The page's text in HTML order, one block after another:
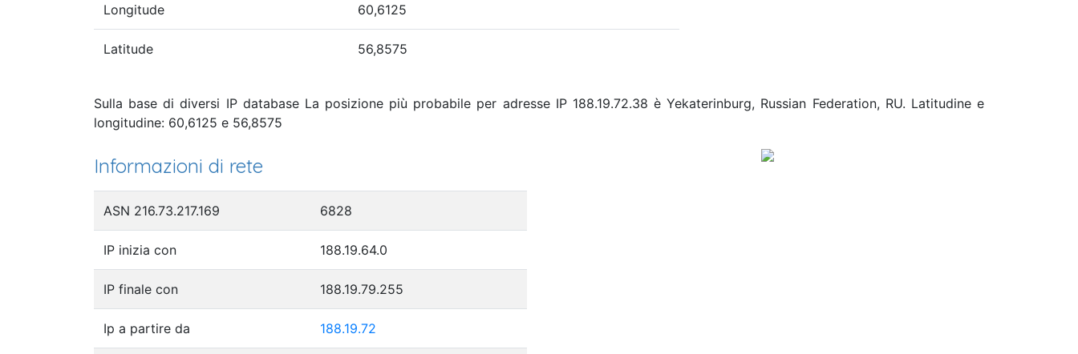
Longitude 60,6125
Latitude 56,8575
Sulla base di diversi IP database La posizione più probabile per adresse IP 188.19.72.38 è Yekaterinburg, Russian Federation, RU. Latitudine e
longitudine: 60,6125 e 56,8575
Informazioni di rete
ASN 216.73.217.169 6828
IP inizia con 188.19.64.0
IP finale con 188.19.79.255
Ip a partire da 188.19.72